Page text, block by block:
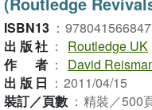
ISBN13 ：
出版社 ：
Routledge UK
作者 ：
David
出版日 ： 2011/04/15
裝訂／頁數 ： 精裝／500